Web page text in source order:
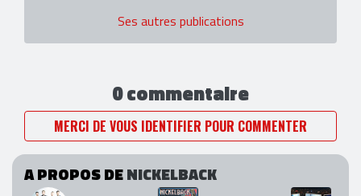
Ses autres publications
0 commentaire
MERCI DE VOUS IDENTIFIER POUR COMMENTER
A PROPOS DENICKELBACK